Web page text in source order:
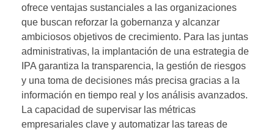
ofrece ventajas sustanciales a las organizaciones
que buscan reforzar la gobernanza y alcanzar
ambiciosos objetivos de crecimiento. Para las juntas
administrativas, la implantación de una estrategia de
IPA garantiza la transparencia, la gestión de riesgos
y una toma de decisiones más precisa gracias a la
información en tiempo real y los análisis avanzados.
La capacidad de supervisar las métricas
empresariales clave y automatizar las tareas de